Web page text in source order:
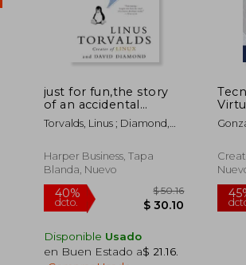
just for fun,the story
of an accidental
revolutionary (en
Inglés)
Torvalds, Linus ; Diamond,
Harper Business, Tapa
Blanda, Nuevo
Disponible Usado
en Buen Estado a$ 21.16